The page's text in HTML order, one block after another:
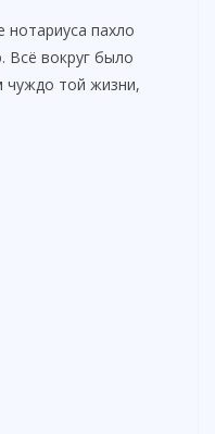
пахло
Всё вокруг было
той жизни,